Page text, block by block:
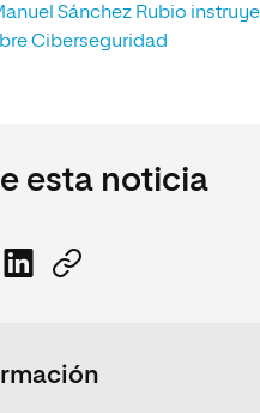
Sánchez Rubio
Ciberseguridad
esta noticia